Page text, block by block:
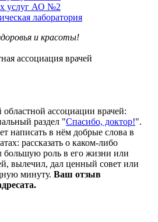
услуг АО №2
лаборатория
и красоты!
ассоциации врачей:
раздел "Спасибо, доктор!".
в нём добрые слова в
рассказать о каком-либо
большую роль в его жизни или
вылечил, дал ценный совет или
минуту. Ваш отзыв